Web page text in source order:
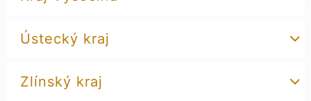
Ústecký kraj
Zlínský kraj